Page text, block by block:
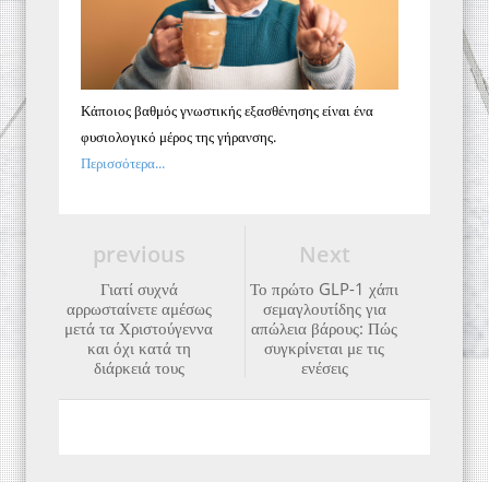
Κάποιος βαθμός γνωστικής εξασθένησης είναι ένα
φυσιολογικό μέρος της γήρανσης.
Περισσότερα...
Next
Το πρώτο GLP-1 χάπι
σεμαγλουτίδης για
απώλεια βάρους: Πώς
συγκρίνεται με τις
ενέσεις
previous
Γιατί συχνά
αρρωσταίνετε αμέσως
μετά τα Χριστούγεννα
και όχι κατά τη
διάρκειά τους